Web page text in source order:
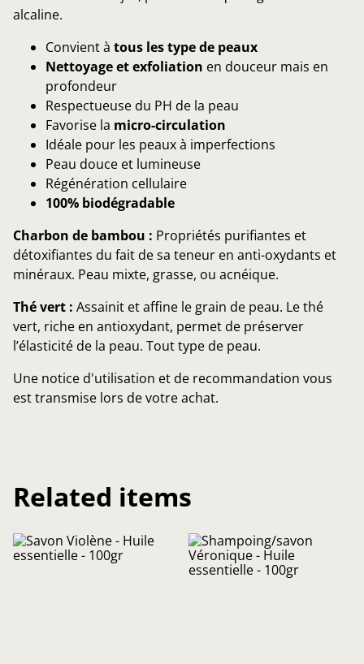
alcaline.
Convient à tous les type de peaux
Nettoyage et exfoliation en douceur mais en
profondeur
Respectueuse du PH de la peau
Favorise la micro-circulation
Idéale pour les peaux à imperfections
Peau douce et lumineuse
Régénération cellulaire
100% biodégradable
Charbon de bambou : Propriétés purifiantes et
détoxifiantes du fait de sa teneur en anti-oxydants et
minéraux. Peau mixte, grasse, ou acnéique.
Thé vert : Assainit et affine le grain de peau. Le thé
vert, riche en antioxydant, permet de préserver
l’élasticité de la peau. Tout type de peau.
Une notice d'utilisation et de recommandation vous
est transmise lors de votre achat.
Related items